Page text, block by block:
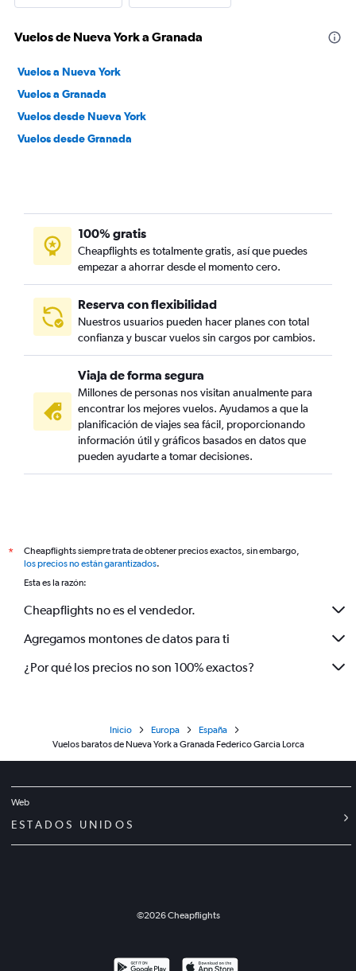
Vuelos de Nueva York a Granada
Vuelos a Nueva York
Vuelos a Granada
Vuelos desde Nueva York
Vuelos desde Granada
100% gratis
Cheapflights es totalmente gratis, así que puedes
empezar a ahorrar desde el momento cero.
Reserva con flexibilidad
Nuestros usuarios pueden hacer planes con total
confianza y buscar vuelos sin cargos por cambios.
Viaja de forma segura
Millones de personas nos visitan anualmente para
encontrar los mejores vuelos. Ayudamos a que la
planificación de viajes sea fácil, proporcionando
información útil y gráficos basados en datos que
pueden ayudarte a tomar decisiones.
*
Cheapflights siempre trata de obtener precios exactos, sin embargo,
los precios no están garantizados.
Esta es la razón:
Cheapflights no es el vendedor.
Agregamos montones de datos para ti
¿Por qué los precios no son 100% exactos?
Inicio Europa
España
Vuelos baratos de Nueva York a Granada Federico Garcia Lorca
Web
ESTADOS UNIDOS
©2026Cheapflights